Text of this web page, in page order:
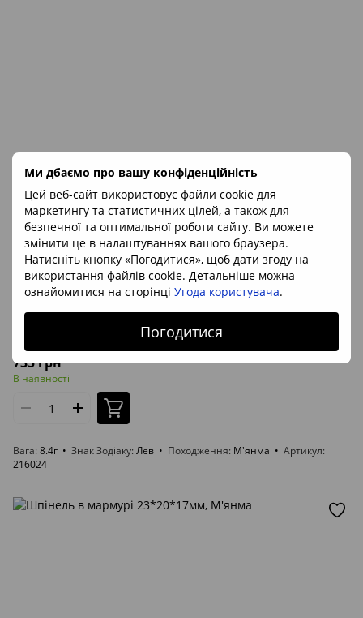
Ми дбаємо про вашу конфіденційність
Цей веб-сайт використовує файли cookie для
маркетингу та статистичних цілей, а також для
безпечної та оптимальної роботи сайту. Ви можете
змінити це в налаштуваннях вашого браузера.
Натисніть кнопку «Погодитися», щоб дати згоду на
використання файлів cookie. Детальніше можна
ознайомитися на сторінці Угода користувача.
Погодитися
Шпінель в мармурі 26*23*15мм, М'янма
735 грн
В наявності
Вага 8.4г Знак Зодіаку Лев Походження М'янма
Артикул
216024